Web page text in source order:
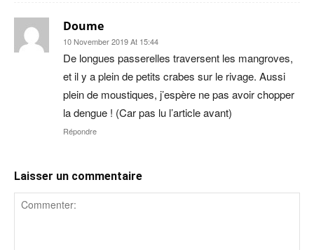
Doume
10 November 2019 At 15:44
De longues passerelles traversent les mangroves,
et il y a plein de petits crabes sur le rivage. Aussi
plein de moustiques, j’espère ne pas avoir chopper
la dengue ! (Car pas lu l’article avant)
Répondre
Laisser un commentaire